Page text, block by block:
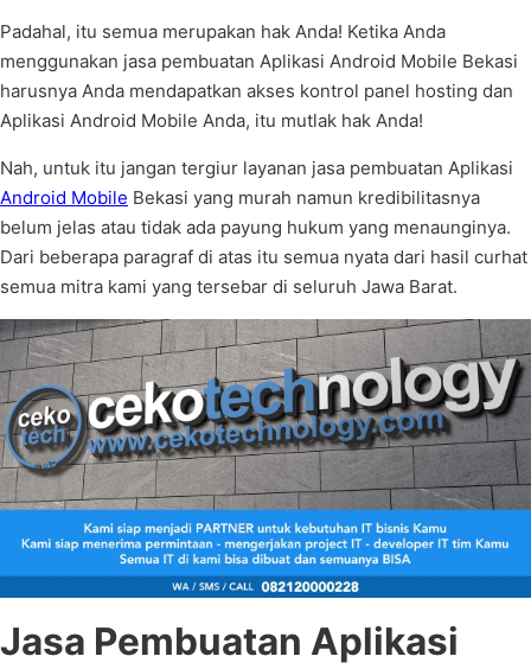
Padahal, itu semua merupakan hak Anda! Ketika Anda
menggunakan jasa pembuatan Aplikasi Android Mobile Bekasi
harusnya Anda mendapatkan akses kontrol panel hosting dan
Aplikasi Android Mobile Anda, itu mutlak hak Anda!
Nah, untuk itu jangan tergiur layanan jasa pembuatan Aplikasi
Android Mobile Bekasi yang murah namun kredibilitasnya
belum jelas atau tidak ada payung hukum yang menaunginya.
Dari beberapa paragraf di atas itu semua nyata dari hasil curhat
semua mitra kami yang tersebar di seluruh Jawa Barat.
Jasa Pembuatan Aplikasi